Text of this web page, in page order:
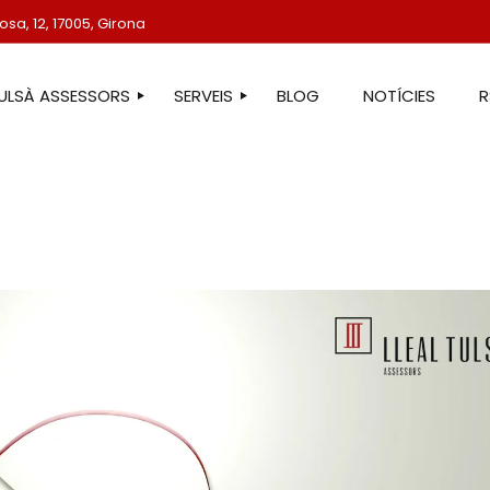
12, 17005, Girona
ASSESSORS SERVEIS
ASSESSORIA DE COMUNICACIÓ
ASSESSORIA EN ESTRANGERIA
BLOG NOTÍCIES